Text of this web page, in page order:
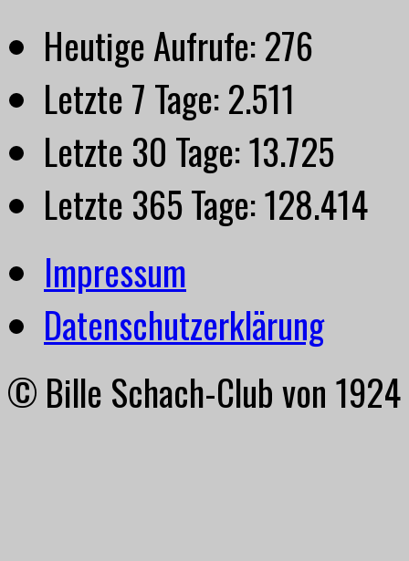
Heutige Aufrufe:276
Letzte 7 Tage:2.511
Letzte 30 Tage:13.725
Letzte 365 Tage:128.414
Impressum
Datenschutzerklärung
© Bille Schach-Club von